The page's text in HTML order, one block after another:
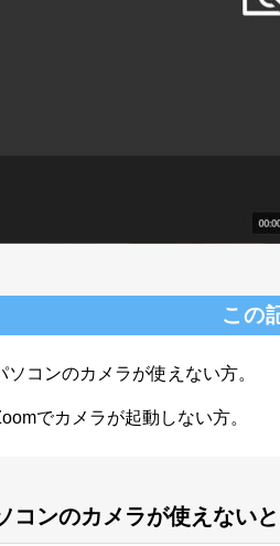
この
ソコンのカメラが使えない方。
でカメラが起動しない方。
コンのカメラが使えない